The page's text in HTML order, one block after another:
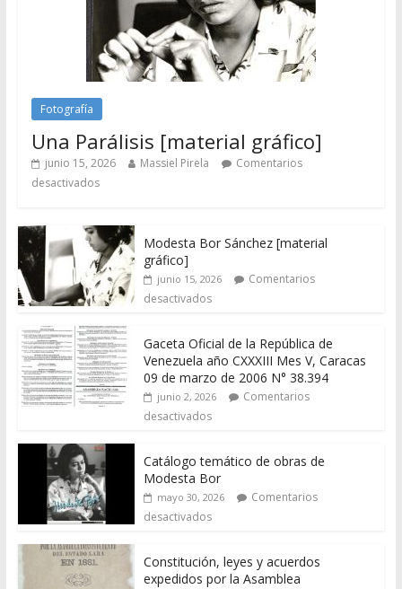
Fotografía
Una Parálisis [material gráfico]
junio 15, 2026 Massiel Pirela
Comentarios
desactivados
Modesta Bor Sánchez [material
gráfico]
junio 15, 2026
Comentarios
desactivados
Gaceta Oficial de la República de
Venezuela año CXXXIII Mes V, Caracas
09 de marzo de 2006 N° 38.394
junio 2, 2026
Comentarios
desactivados
Catálogo temático de obras de
Modesta Bor
mayo 30, 2026
Comentarios
desactivados
Constitución, leyes y acuerdos
expedidos por la Asamblea